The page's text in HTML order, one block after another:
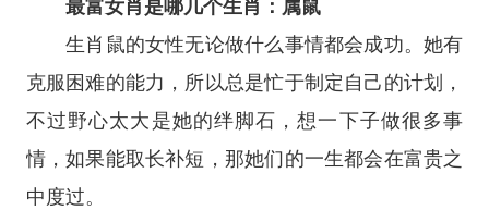
最富女肖是哪几个生肖：属鼠
生肖鼠的女性无论做什么事情都会成功。她有
克服困难的能力，所以总是忙于制定自己的计划，
不过野心太大是她的绊脚石，想一下子做很多事
情，如果能取长补短，那她们的一生都会在富贵之
中度过。